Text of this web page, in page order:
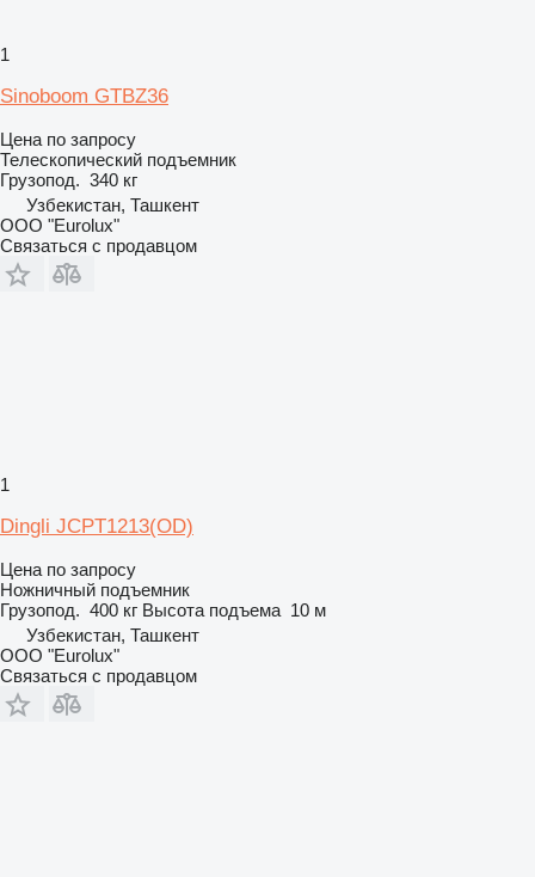
1
Sinoboom GTBZ36
Цена по запросу
Телескопический подъемник
Грузопод. 340 кг
Узбекистан, Ташкент
ООО "Eurolux"
Связаться с продавцом
1
Dingli JCPT1213(OD)
Цена по запросу
Ножничный подъемник
Грузопод. 400 кг Высота подъема 10 м
Узбекистан, Ташкент
ООО "Eurolux"
Связаться с продавцом